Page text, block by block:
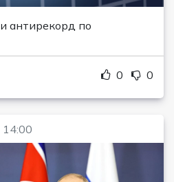
антирекорд по
0 0
14:00